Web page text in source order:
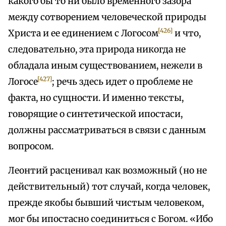
между сотворением человеческой природы
Христа и ее единением с Логосом[426] и что,
следовательно, эта природа никогда не
обладала иным существованием, нежели в
Логосе[427]; речь здесь идет о проблеме не
факта, но сущности. И именно тексты,
говорящие о синтетической ипостаси,
должны рассматриваться в связи с данным
вопросом.
Леонтий расценивал как возможный (но не
действительный) тот случай, когда человек,
прежде якобы бывший чистым человеком,
мог бы ипостасно соединиться с Богом. «Ибо